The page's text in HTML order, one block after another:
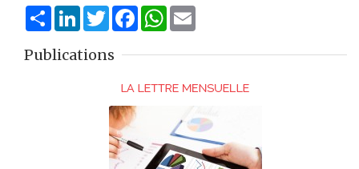
ShareLinkedInTwitterFacebookWhatsApp
Publications